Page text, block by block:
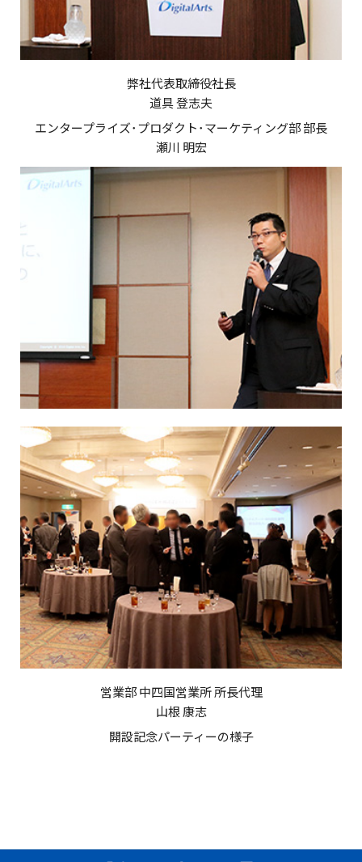
弊社代表取締役社長
道具 登志夫
エンタープライズ･プロダクト･マーケティング部 部長
瀬川 明宏
営業部 中四国営業所 所長代理
山根 康志
開設記念パーティーの様子